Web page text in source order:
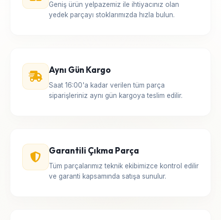
Geniş ürün yelpazemiz ile ihtiyacınız olan
yedek parçayı stoklarımızda hızla bulun.
Aynı Gün Kargo
Saat 16:00'a kadar verilen tüm parça
siparişleriniz aynı gün kargoya teslim edilir.
Garantili Çıkma Parça
Tüm parçalarımız teknik ekibimizce kontrol edilir
ve garanti kapsamında satışa sunulur.